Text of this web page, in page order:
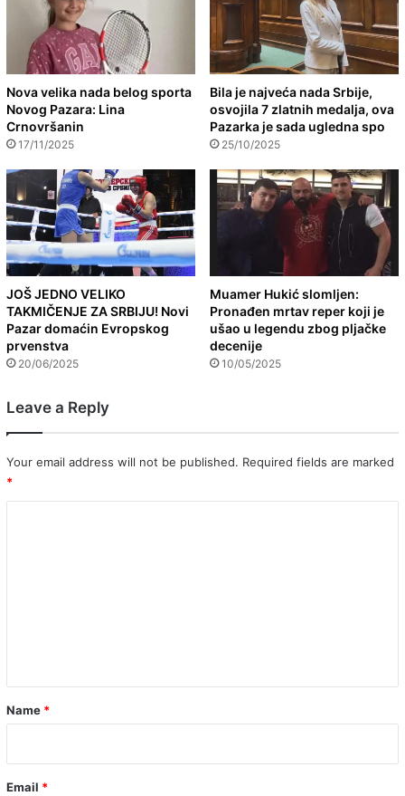
Nova velika nada belog sporta
Novog Pazara: Lina
Crnovršanin
17/11/2025
Bila je najveća nada Srbije,
osvojila 7 zlatnih medalja, ova
Pazarka je sada ugledna spo
25/10/2025
JOŠ JEDNO VELIKO
TAKMIČENJE ZA SRBIJU! Novi
Pazar domaćin Evropskog
prvenstva
20/06/2025
Muamer Hukić slomljen:
Pronađen mrtav reper koji je
ušao u legendu zbog pljačke
decenije
10/05/2025
Leave a Reply
Your email address will not be published. Required fields are marked
*
*
Name *
Email *